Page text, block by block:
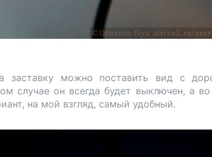
заставку можно поставить вид с
случае он всегда будет выключен, а
на мой взгляд, самый удобный.